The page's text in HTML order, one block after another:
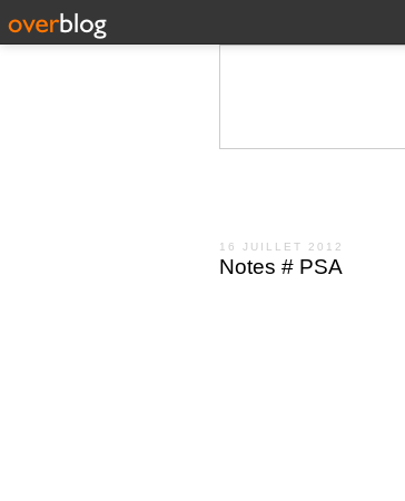
16 JUILLET 2012
Notes # PSA